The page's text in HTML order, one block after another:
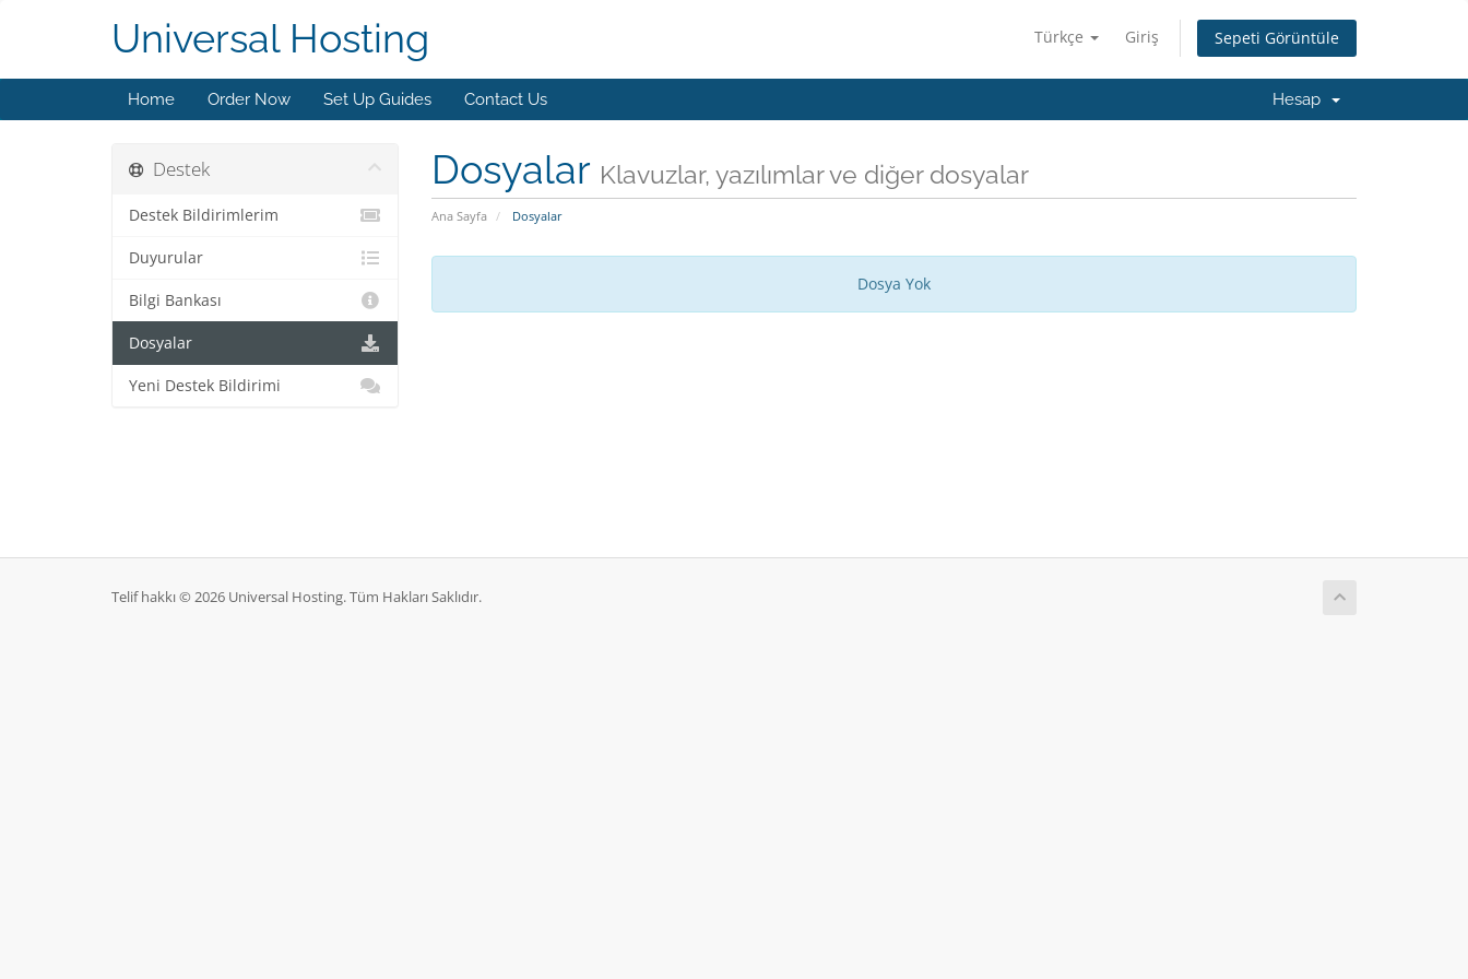
Türkçe Giriş Sepeti Görüntüle
Universal Hosting
Home Order Now Set Up Guides Contact Us Hesap
Dosyalar Klavuzlar, yazılımlar ve diğer dosyalar
Ana Sayfa Dosyalar
Dosya Yok
Destek
Destek Bildirimlerim
Duyurular
Bilgi Bankası
Dosyalar
Yeni Destek Bildirimi
Telif hakkı © 2026 Universal Hosting. Tüm Hakları Saklıdır.